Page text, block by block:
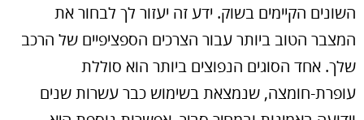
השונים הקיימים בשוק. ידע זה יעזור לך לבחור את
המצבר הטוב ביותר עבור הצרכים הספציפיים של הרכב
שלך. אחד הסוגים הנפוצים ביותר הוא סוללת
עופרת-חומצה, שנמצאת בשימוש כבר עשרות שנים